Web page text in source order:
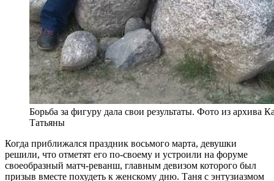
Борьба за фигуру дала свои результаты. Фото из архива
Татьяны
Когда приближался праздник восьмого марта, девушки
решили, что отметят его по-своему и устроили на форуме
своеобразный матч-реванш, главным девизом которого был
призыв вместе похудеть к женскому дню. Таня с энтузиазмом